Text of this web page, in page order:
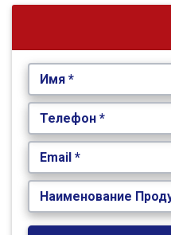
Имя *
Телефон *
Email *
Наименование